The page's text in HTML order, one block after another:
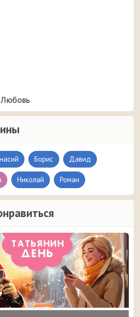
Борис Давид
Николай Роман